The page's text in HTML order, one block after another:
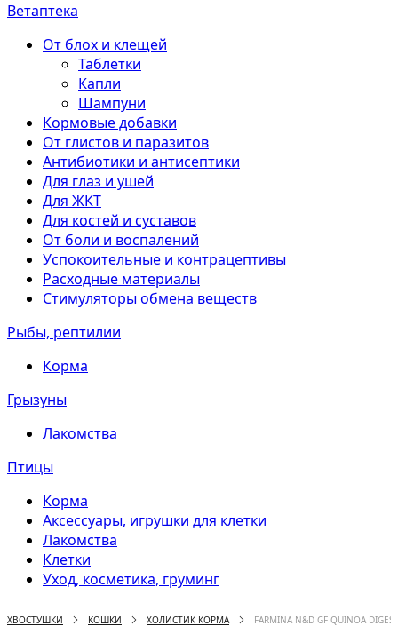
Ветаптека
От блох и клещей
Таблетки
Капли
Шампуни
Кормовые добавки
От глистов и паразитов
Антибиотики и антисептики
Для глаз и ушей
Для ЖКТ
Для костей и суставов
От боли и воспалений
Успокоительные и контрацептивы
Расходные материалы
Стимуляторы обмена веществ
Рыбы, рептилии
Корма
Грызуны
Лакомства
Птицы
Корма
Аксессуары, игрушки для клетки
Лакомства
Клетки
Уход, косметика, груминг
ХВОСТУШКИ КОШКИ ХОЛИСТИК КОРМА FARMINA N&D GF QUINOA